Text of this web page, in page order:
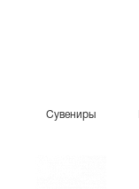
Сувениры